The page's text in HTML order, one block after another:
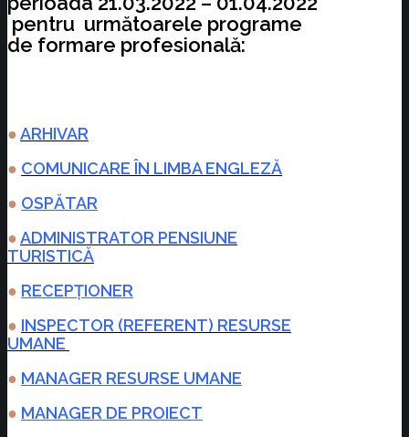
pentru următoarele programe
de formare profesională:
●ARHIVAR
● COMUNICARE ÎN LIMBA ENGLEZĂ
● OSPĂTAR
●ADMINISTRATOR PENSIUNE
TURISTICĂ
● RECEPȚIONER
● INSPECTOR (REFERENT) RESURSE
UMANE
● MANAGER RESURSE UMANE
● MANAGER DE PROIECT